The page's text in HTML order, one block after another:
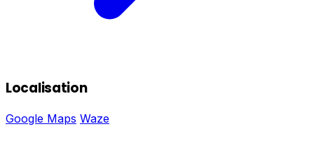
Localisation
Google Maps Waze